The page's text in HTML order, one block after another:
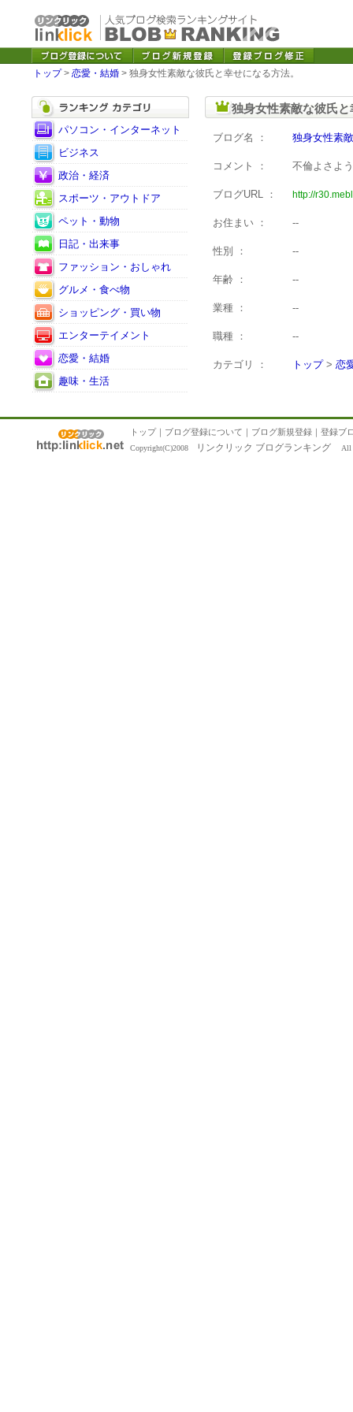
トップ> 恋愛・結婚 > 独身女性素敵な彼氏と幸せになる方法。
パソコン・インターネット
ビジネス
政治・経済
スポーツ・アウトドア
ペット・動物
日記・出来事
ファッション・おしゃれ
グルメ・食べ物
ショッピング・買い物
エンターテイメント
恋愛・結婚
趣味・生活
独身女性素敵な彼氏
ブログ名 ： 独身女性素
コメント ： 不倫よさよ
ブログURL ： http://
お住まい ： --
性別 ： --
年齢 ： --
業種 ： --
職種 ： --
カテゴリ ： トップ> 恋
トップ｜ ブログ登録について ｜ ブログ新規登録 ｜ 登録ブ
Copyright(C)2008 リンクリック ブログランキング All